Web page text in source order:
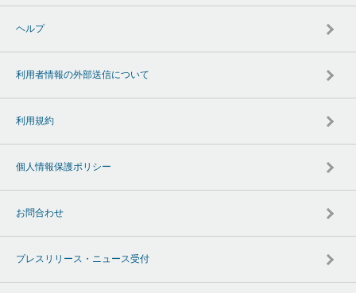
ヘルプ
利用者情報の外部送信について
利用規約
個人情報保護ポリシー
お問合わせ
プレスリリース・ニュース受付